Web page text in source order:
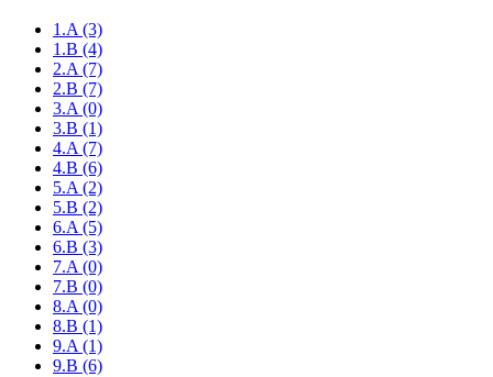
1.A (3)
1.B (4)
2.A (7)
2.B (7)
3.A (0)
3.B (1)
4.A (7)
4.B (6)
5.A (2)
5.B (2)
6.A (5)
6.B (3)
7.A (0)
7.B (0)
8.A (0)
8.B (1)
9.A (1)
9.B (6)